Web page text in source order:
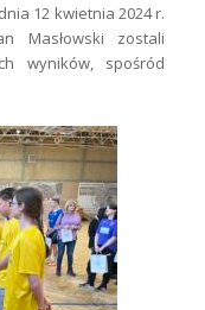
12 kwietnia 2024 r.
Masłowski zostali
wyników, spośród